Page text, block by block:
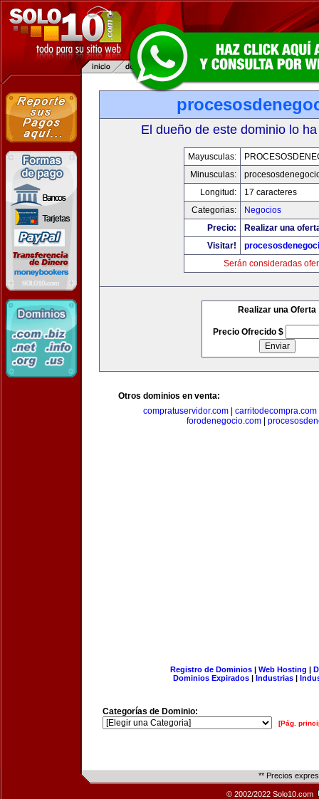
El dueño de este dominio lo
Mayusculas:
Minusculas:
Longitud:
17 caracteres
Categorias:
Negocios
Precio:
Realizar una
Visitar!
Serán consideradas
Realizar una Oferta
Precio Ofrecido $
Otros dominios en venta:
compratuservidor.com
carritodecompra.com
forodenegocio.com
Registro de Dominios| Web Hosting |
Dominios Expirados | Industrias |
Categorías de Dominio:
[Pág.
** Precios
© 2002/2022 Solo10.com